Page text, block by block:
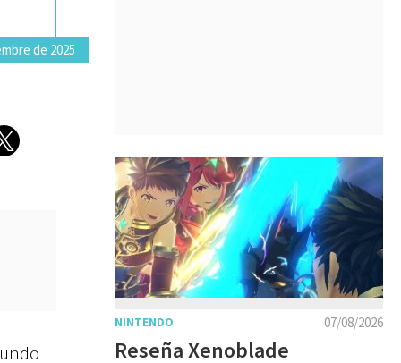
de 2025
07/08/2026
NINTENDO
Reseña Xenoblade